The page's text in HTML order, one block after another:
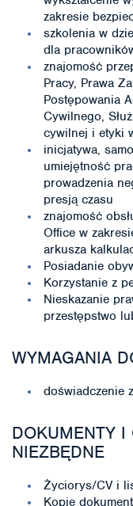
zakresie
szkolenia w
dla
znajomość
Pracy, Prawa
Postępowania
Cywilnego,
cywilnej i etyki
inicjatywa,
umiejętność
prowadzenia
presją czasu
znajomość
Office w
arkusza
Posiadanie
Korzystanie z
Nieskazanie
przestępstwo
WYMAGANIA
doświadczenie
DOKUMENTY I
NIEZBĘDNE
Życiorys/CV i
Kopie